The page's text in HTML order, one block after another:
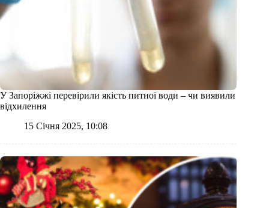
У Запоріжжі перевірили якість питної води – чи виявили
відхилення
15 Січня 2025, 10:08